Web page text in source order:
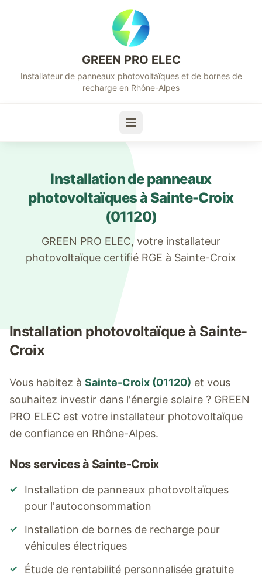
GREEN PRO ELEC
Installateur de panneaux photovoltaïques et de bornes de
recharge en Rhône-Alpes
Installation de panneaux
photovoltaïques àSainte-Croix
(01120)
GREEN PRO ELEC, votre installateur
photovoltaïque certifié RGE à Sainte-Croix
Installation photovoltaïque à Sainte-
Croix
Vous habitez à Sainte-Croix (01120) et vous
souhaitez investir dans l'énergie solaire ? GREEN
PRO ELEC est votre installateur photovoltaïque
de confiance en Rhône-Alpes.
Nos services à Sainte-Croix
✓
Installation de panneaux photovoltaïques
pour l'autoconsommation
✓
Installation de bornes de recharge pour
véhicules électriques
✓ Étude de rentabilité personnalisée gratuite